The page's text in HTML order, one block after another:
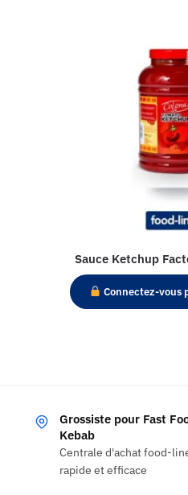
Sauce Ketchup
Connectez-vous
Grossiste pour Fast
Kebab
Centrale d'achat food-
rapide et efficace